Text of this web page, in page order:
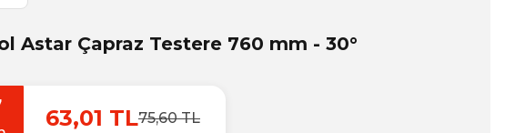
Astar Çapraz Testere 760 mm - 30°
63,01 TL75,60 TL